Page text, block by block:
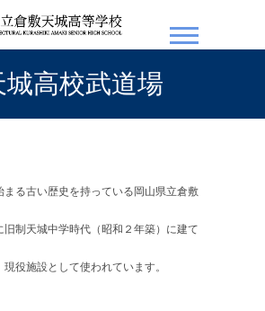
倉敷天城高等学
高校武道場
まる古い歴史を持っている岡山県立倉敷
旧制天城中学時代（昭和２年築）に建て
役施設として使われています。